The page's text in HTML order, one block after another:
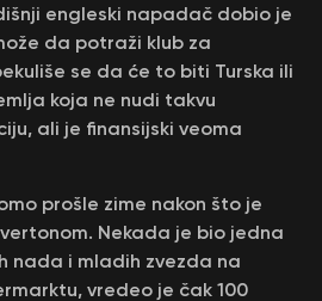
engleski napadač dobio je
da potraži klub za
se da će to biti Turska ili
koja ne nudi takvu
ali je finansijski veoma
prošle zime nakon što je
Nekada je bio jedna
nada i mladih zvezda na
vredeo je čak 100